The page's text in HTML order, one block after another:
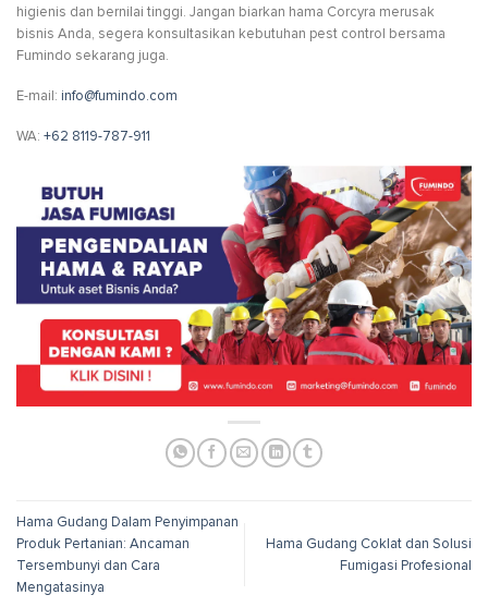
higienis dan bernilai tinggi. Jangan biarkan hama Corcyra merusak
bisnis Anda, segera konsultasikan kebutuhan pest control bersama
Fumindo sekarang juga.
E-mail: info@fumindo.com
WA: +62 8119-787-911
Hama Gudang Dalam Penyimpanan
Produk Pertanian: Ancaman
Tersembunyi dan Cara
Mengatasinya
Hama Gudang Coklat dan Solusi
Fumigasi Profesional